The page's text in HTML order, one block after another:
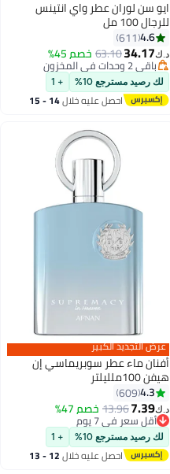
ایو سن لوران عطر واي انتينس
للرجال 100 مل
4.6
611
د.ك‏34.17
63.10خصم 45%
باقي 2 وحدات في المخزون
باقي 2 وحدات في المخزون
لك رصيد مسترجع 10% + 1
احصل عليه خلال 14 - 15
عرض التجديد الكبير
أفنان ماء عطر سوبريماسي إن
هيفن 100ملليلتر
4.3
609
د.ك‏7.39
13.96خصم 47%
أقل سعر في 7 يوم
أقل سعر في 7 يوم
لك رصيد مسترجع 10% + 1
احصل عليه خلال 12 - 13